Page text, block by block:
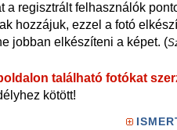
a regisztrált felhasználók
hozzájuk, ezzel a fotó
jobban elkészíteni a képet. (
található fotókat
kötött!